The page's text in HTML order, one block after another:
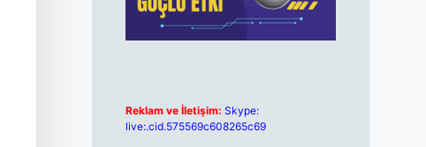
Reklam ve İletişim: Skype:
live:.cid.575569c608265c69